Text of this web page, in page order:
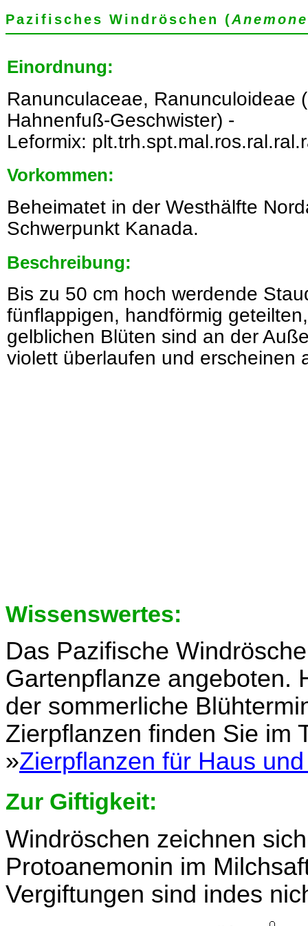
Pazifisches Windröschen (
Einordnung:
Ranunculaceae, Ranunculoideae
Hahnenfuß-Geschwister) -
Leformix:
Vorkommen:
Beheimatet in der Westhälfte
Schwerpunkt Kanada.
Beschreibung:
Bis zu 50 cm hoch werdende
fünflappigen, handförmig
gelblichen Blüten sind an der
violett überlaufen und erscheinen
Wissenswertes:
Das Pazifische
Gartenpflanze angeboten.
der sommerliche
Zierpflanzen finden Sie im
»Zierpflanzen für Haus
Zur Giftigkeit:
Windröschen zeichnen
Protoanemonin im
Vergiftungen sind indes